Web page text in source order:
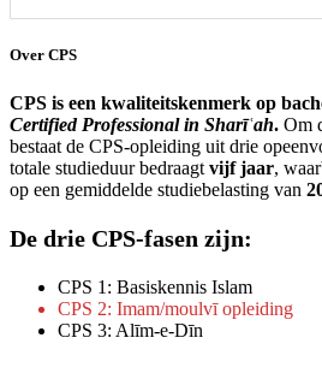
Over CPS
CPS is een kwaliteitskenmerk op
Certified Professional in Sharīʿah. Om
bestaat de CPS‑opleiding uit drie
totale studieduur bedraagt vijf jaar,
op een gemiddelde studiebelasting van
De drie CPS-fasen zijn:
CPS 1: Basiskennis Islam
CPS 2: Imam/moulvī opleiding
CPS 3: Alīm-e-Dīn